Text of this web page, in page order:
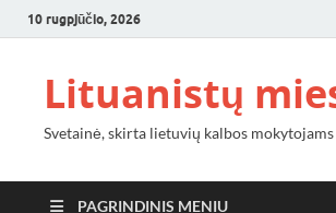
10 rugpjūčio, 2026
Lituanistų
Svetainė, skirta lietuvių kalbos mokytojams
PAGRINDINIS MENIU